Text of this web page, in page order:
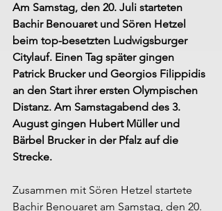
Am Samstag, den 20. Juli starteten
Bachir Benouaret und Sören Hetzel
beim top-besetzten Ludwigsburger
Citylauf. Einen Tag später gingen
Patrick Brucker und Georgios Filippidis
an den Start ihrer ersten Olympischen
Distanz. Am Samstagabend des 3.
August gingen Hubert Müller und
Bärbel Brucker in der Pfalz auf die
Strecke.
Zusammen mit Sören Hetzel startete
Bachir Benouaret am Samstag, den 20.